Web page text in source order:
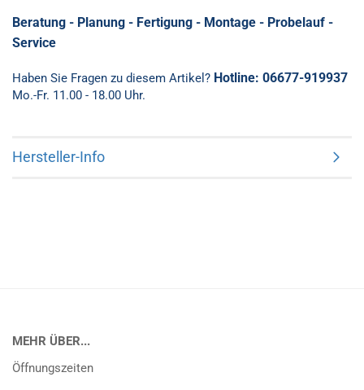
Beratung - Planung - Fertigung - Montage - Probelauf -
Service
Haben Sie Fragen zu diesem Artikel? Hotline: 06677-919937
Mo.-Fr. 11.00 - 18.00 Uhr.
Hersteller-Info
MEHR ÜBER...
Öffnungszeiten